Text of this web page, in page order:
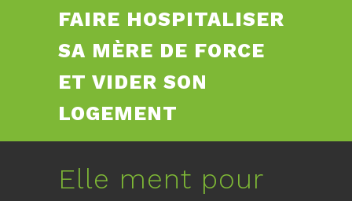
FAIRE HOSPITALISER
SA MÈRE DE FORCE
ET VIDER SON
LOGEMENT
Elle ment pour